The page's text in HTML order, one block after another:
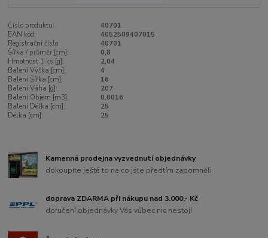
Číslo produktu:
40701
EAN kód:
4052509407015
Registrační číslo:
40701
Šířka / průměr [cm]:
0,8
Hmotnost 1 ks [g]:
2,04
Balení Výška [cm]:
4
Balení Šířka [cm]:
16
Balení Váha [g]:
207
Balení Objem [m3]:
0,0016
Balení Délka [cm]:
25
Délka [cm]:
25
Kamenná prodejna vyzvednutí objednávky
dokoupíte ještě to na co jste předtím zapomněli
doprava ZDARMA při nákupu nad 3.000,- Kč
doručení objednávky Vás vůbec nic nestojí